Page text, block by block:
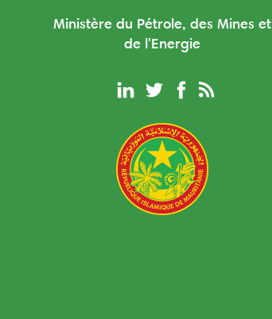
Ministère du Pétrole, des Mines et
de l'Energie